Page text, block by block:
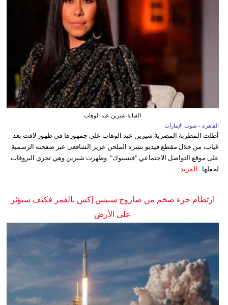
الفنانة شيرين عبد الوهاب
القاهرة - صوت الإمارات
أطلت المطربة المصرية شيرين عبد الوهاب على جمهورها في ظهور لافت بعد
غياب، من خلال مقطع فيديو نشره الملحن عزيز الشافعي عبر صفحته الرسمية
على موقع التواصل الاجتماعي "فيسبوك". وظهرت شيرين وهي تجري البروفات
لحفلها... المزيد
ارتطام جزء ضخم من صاروخ سبيس إكس بالقمر فكيف سيؤثر
على الأرض